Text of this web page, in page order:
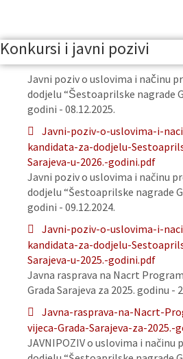
Konkursi i javni pozivi
Javni poziv o uslovima i načinu
dodjelu “Šestoaprilske nagrade
godini - 08.12.2025.
Javni-poziv-o-uslovima-i-
kandidata-za-dodjelu-
Sarajeva-u-2026.-godini.pdf
Javni poziv o uslovima i načinu
dodjelu “Šestoaprilske nagrade
godini - 09.12.2024.
Javni-poziv-o-uslovima-i-
kandidata-za-dodjelu-
Sarajeva-u-2025.-godini.pdf
Javna rasprava na Nacrt
Grada Sarajeva za 2025. godinu -
Javna-rasprava-na-Nacrt-
vijeca-Grada-Sarajeva-za-2025.-
JAVNIPOZIV o uslovima i načinu